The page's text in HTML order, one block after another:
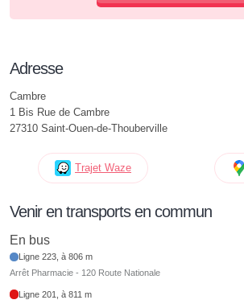
Adresse
Cambre
1 Bis Rue de Cambre
27310 Saint-Ouen-de-Thouberville
Trajet Waze
Venir en transports en commun
En bus
Ligne 223, à 806 m
Arrêt Pharmacie - 120 Route Nationale
Ligne 201, à 811 m